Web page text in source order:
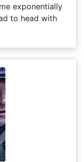
exponentially
to head with